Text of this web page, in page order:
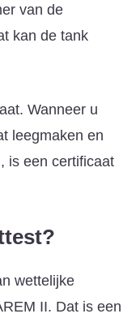
van de
kan de tank
Wanneer u
leegmaken en
is een certificaat
wettelijke
II. Dat is een